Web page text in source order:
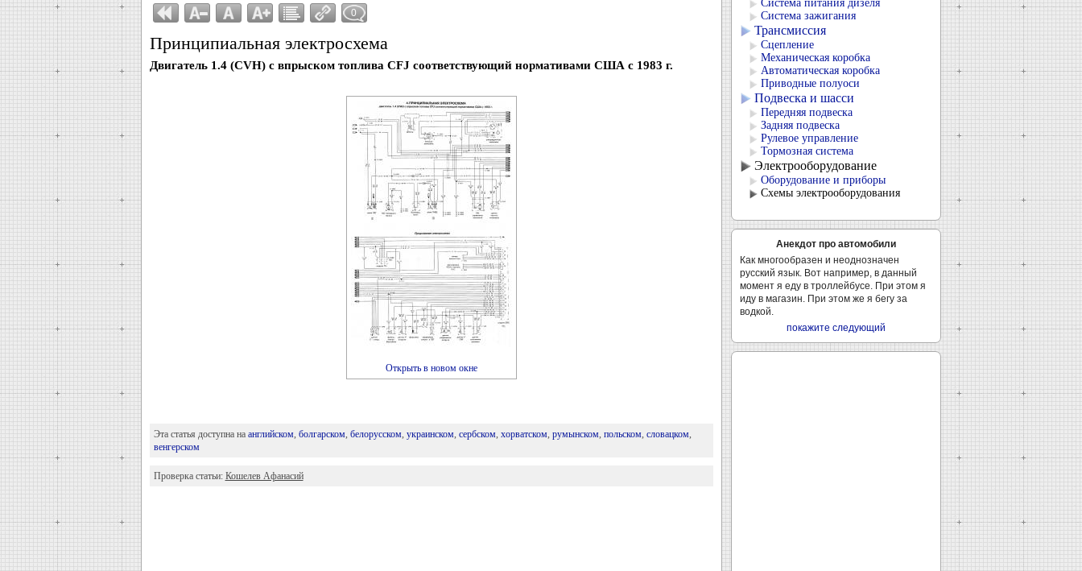
0
Принципиальная электросхема
Двигатель 1.4 (CVH) с впрыском топлива CFJ соответствующий нормативами США с 1983 г.
Открыть в новом окне
Эта статья доступна на английском, болгарском, белорусском, украинском, сербском, хорватском, румынском, польском, словацком,
венгерском
Проверка статьи: Кошелев Афанасий
Система питания дизеля
Система зажигания
Трансмиссия
Сцепление
Механическая коробка
Автоматическая коробка
Приводные полуоси
Подвеска и шасси
Передняя подвеска
Задняя подвеска
Рулевое управление
Тормозная система
Электрооборудование
Оборудование и приборы
Схемы электрооборудования
Анекдот про автомобили
Как многообразен и неоднозначен
русский язык. Вот например, в данный
момент я еду в троллейбусе. При этом я
иду в магазин. При этом же я бегу за
водкой.
покажите следующий